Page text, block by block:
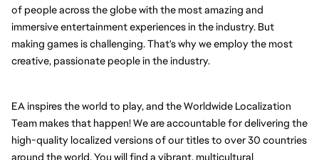
of people across the globe with the most amazing and
immersive entertainment experiences in the industry. But
making games is challenging. That's why we employ the most
creative, passionate people in the industry.
EA inspires the world to play, and the Worldwide Localization
Team makes that happen! We are accountable for delivering the
high-quality localized versions of our titles to over 30 countries
around the world. You will find a vibrant, multicultural